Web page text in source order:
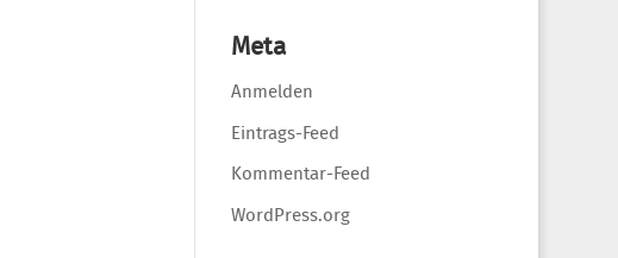
Meta
Anmelden
Eintrags-Feed
Kommentar-Feed
WordPress.org